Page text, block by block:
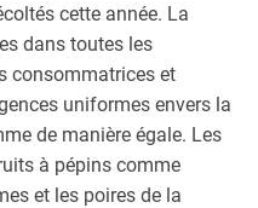
cette année. La
dans toutes les
consommatrices et
uniformes envers la
de manière égale. Les
à pépins comme
et les poires de la